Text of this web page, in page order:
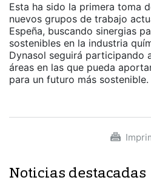
Esta ha sido la primera toma
nuevos grupos de trabajo
Espeña, buscando sinergias
sostenibles en la industria
Dynasol seguirá participando
áreas en las que pueda
para un futuro más sostenible.
Noticias destacadas